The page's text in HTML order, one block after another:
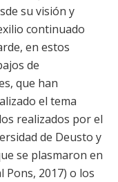
su visión y
continuado
en estos
de
que han
el tema
realizados por el
de Deusto y
se plasmaron en
Pons, 2017) o los